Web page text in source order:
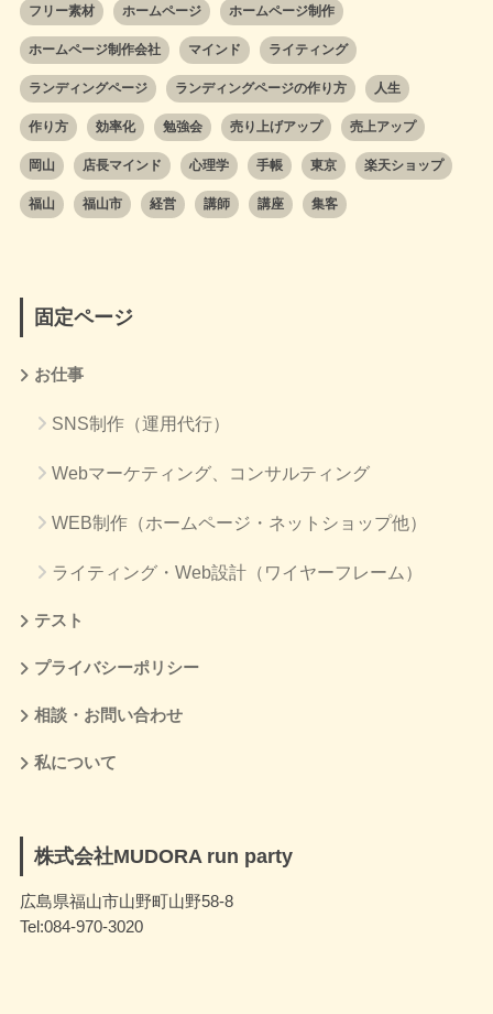
フリー素材 ホームページ ホームページ制作
ホームページ制作会社 マインド ライティング
ランディングページ ランディングページの作り方 人生
作り方 効率化 勉強会 売り上げアップ 売上アップ
岡山 店長マインド 心理学 手帳 東京 楽天ショップ
福山 福山市 経営 講師 講座 集客
固定ページ
お仕事
SNS制作（運用代行）
Webマーケティング、コンサルティング
WEB制作（ホームページ・ネットショップ他）
ライティング・Web設計（ワイヤーフレーム）
テスト
プライバシーポリシー
相談・お問い合わせ
私について
株式会社MUDORA run party
広島県福山市山野町山野58-8
Tel:084-970-3020